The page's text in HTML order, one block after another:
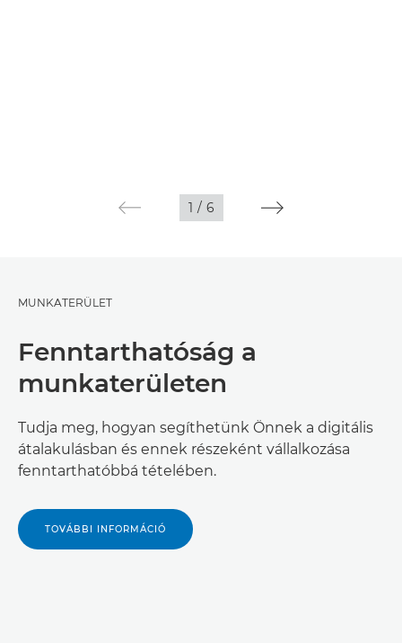
1 / 6
MUNKATERÜLET
Fenntarthatóság a
munkaterületen
Tudja meg, hogyan segíthetünk Önnek a digitális
átalakulásban és ennek részeként vállalkozása
fenntarthatóbbá tételében.
TOVÁBBI INFORMÁCIÓ